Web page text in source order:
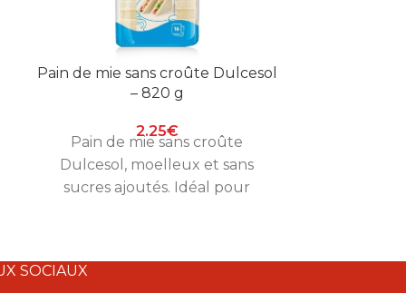
Pain de mie sans croûte Dulcesol
– 820 g
2.25€
Pain de mie sans croûte
Dulcesol, moelleux et sans
sucres ajoutés. Idéal pour
SOCIAUX